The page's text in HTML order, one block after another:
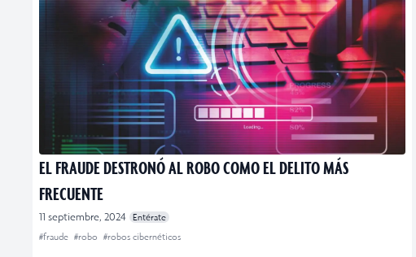
EL FRAUDE DESTRONÓ AL ROBO COMO EL DELITO MÁS
FRECUENTE
11 septiembre, 2024
Entérate
#fraude #robo #robos cibernéticos